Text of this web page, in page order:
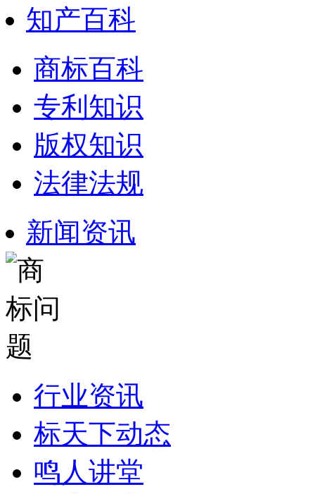
知产百科
商标百科
专利知识
版权知识
法律法规
新闻资讯
行业资讯
标天下动态
鸣人讲堂